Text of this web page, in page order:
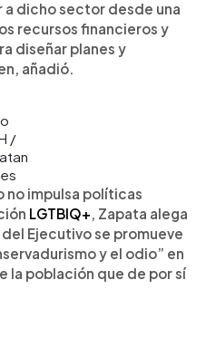
dicho sector desde una
recursos financieros y
diseñar planes y
añadió.
/
no impulsa políticas
LGTBIQ+, Zapata alega
Ejecutivo se promueve
y el odio” en
la población que de por sí